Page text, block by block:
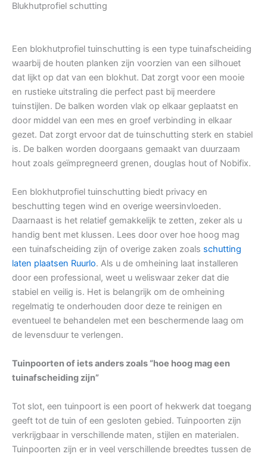
Blukhutprofiel schutting
Een blokhutprofiel tuinschutting is een type tuinafscheiding
waarbij de houten planken zijn voorzien van een silhouet
dat lijkt op dat van een blokhut. Dat zorgt voor een mooie
en rustieke uitstraling die perfect past bij meerdere
tuinstijlen. De balken worden vlak op elkaar geplaatst en
door middel van een mes en groef verbinding in elkaar
gezet. Dat zorgt ervoor dat de tuinschutting sterk en stabiel
is. De balken worden doorgaans gemaakt van duurzaam
hout zoals geïmpregneerd grenen, douglas hout of Nobifix.
Een blokhutprofiel tuinschutting biedt privacy en
beschutting tegen wind en overige weersinvloeden.
Daarnaast is het relatief gemakkelijk te zetten, zeker als u
handig bent met klussen. Lees door over hoe hoog mag
een tuinafscheiding zijn of overige zaken zoals schutting
laten plaatsen Ruurlo. Als u de omheining laat installeren
door een professional, weet u weliswaar zeker dat die
stabiel en veilig is. Het is belangrijk om de omheining
regelmatig te onderhouden door deze te reinigen en
eventueel te behandelen met een beschermende laag om
de levensduur te verlengen.
Tuinpoorten of iets anders zoals “hoe hoog mag een
tuinafscheiding zijn”
Tot slot, een tuinpoort is een poort of hekwerk dat toegang
geeft tot de tuin of een gesloten gebied. Tuinpoorten zijn
verkrijgbaar in verschillende maten, stijlen en materialen.
Tuinpoorten zijn er in veel verschillende breedtes tussen de